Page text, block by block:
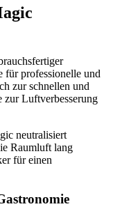
für professionelle und
zur schnellen und
zur Luftverbesserung
neutralisiert
Raumluft lang
für einen